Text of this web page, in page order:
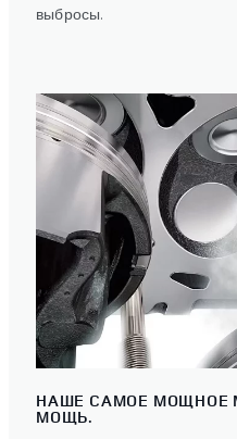
выбросы.
НАШЕ САМОЕ МОЩНОЕ
МОЩЬ.